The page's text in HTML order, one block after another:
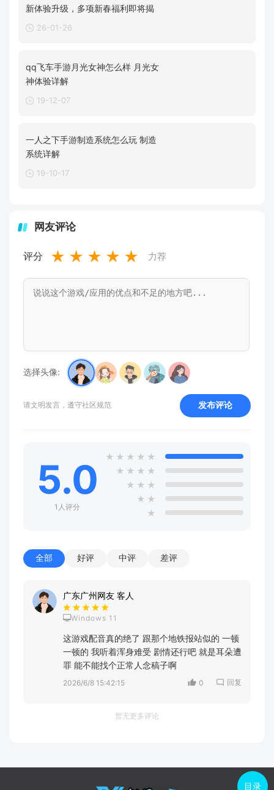
新体验升级，多项新春福利即将揭
26-01-26
qq飞车手游月光女神怎么样 月光女
神体验详解
19-12-07
一人之下手游制造系统怎么玩 制造
系统详解
19-10-17
网友评论
评分 ★ ★ ★ ★ ★ 力荐
选择头像:
请文明发言，遵守社区规范 发布评论
5.0
1人评分
★ ★ ★ ★ ★
★ ★ ★ ★
★ ★ ★
★ ★
★
全部 好评 中评 差评
广东广州网友 客人
Windows 11
这游戏配音真的绝了 跟那个地铁报站似的 一顿
一顿的 我听着浑身难受 剧情还行吧 就是耳朵遭
罪 能不能找个正常人念稿子啊
2026/6/8 15:42:15 0 回复
暂无更多评论
目录